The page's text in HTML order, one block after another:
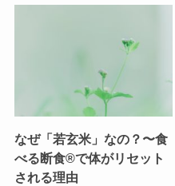
なぜ「若玄米」なの？〜食
べる断食®で体がリセット
される理由